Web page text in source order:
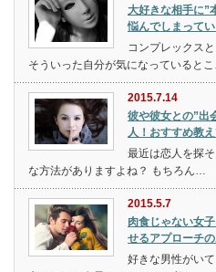
大好きな相手に”
悩んでしまって
コンプレックス
そういった自分が気になっていると
2015.7.14
彼や彼女との”出
人！おすすめ教
最近は恋人を探
な方法がありますよね？ もちろん…
2015.5.7
肉食じゃない女
せるアプローチ
好きな男性がい